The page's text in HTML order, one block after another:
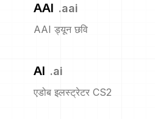
AAI .aai
AAI ड्यून छवि
AI .ai
एडोब इलस्ट्रेटर CS2